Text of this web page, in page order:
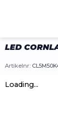
LED
Artikelnr:
Loading...